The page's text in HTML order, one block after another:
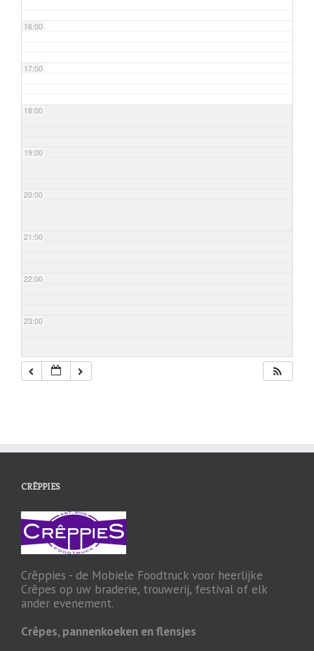
16:00
17:00
18:00
19:00
20:00
21:00
22:00
23:00
CRÊPPIES
Crêppies - de Mobiele Foodtruck voor heerlijke
Crêpes op uw braderie, trouwerij, festival of elk
ander evenement.
Crêpes, pannenkoeken en flensjes